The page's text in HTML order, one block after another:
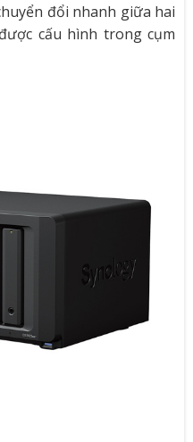
đổi nhanh giữa hai
cấu hình trong cụm